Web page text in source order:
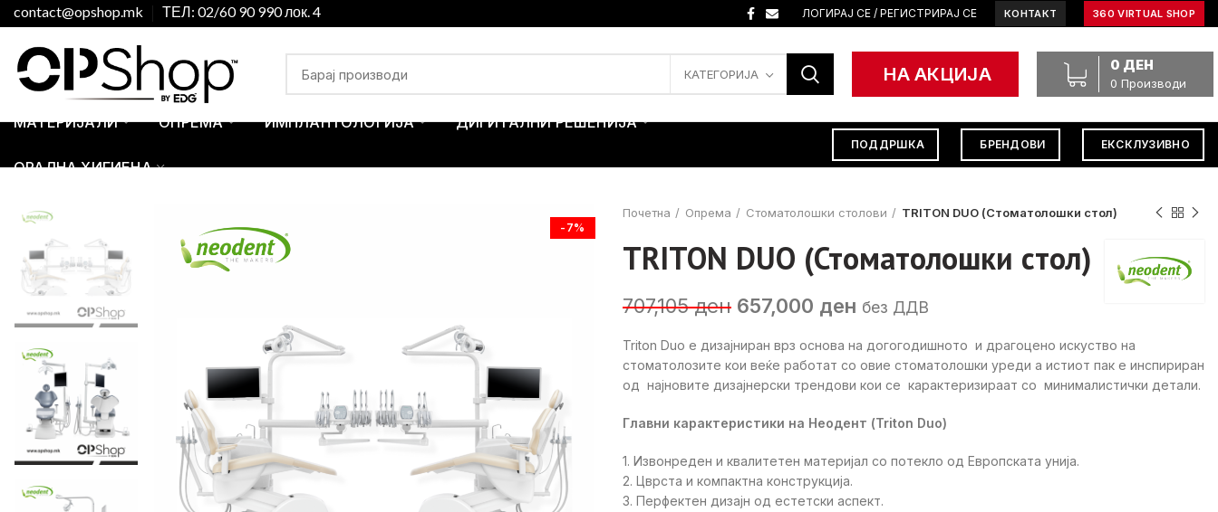
contact@opshop.mk ТЕЛ: 02/60 90 990 лок. 4 ЛОГИРАЈ СЕ / РЕГИСТРИРАЈ СЕ КОНТАКТ 360 VIRTUAL SHOP
КАТЕГОРИЈА НА АКЦИЈА 0 Производи
0 ДЕН
МАТЕРИЈАЛИ ОПРЕМА ИМПЛАНТОЛОГИЈА ДИГИТАЛНИ РЕШЕНИЈА
ОРАЛНА ХИГИЕНА
ПОДДРШКА БРЕНДОВИ ЕКСКЛУЗИВНО
-7%
Почетна Опрема Стоматолошки столови TRITON DUO (Стоматолошки стол)
TRITON DUO (Стоматолошки стол)
707,105ден Original
was:
707,105 ден.
657,000 ден Current
is:
657,000 ден.
без ДДВ
Triton Duo e дизајниран врз основа на догогодишното и драгоцено искуство на
стоматолозите кои веќе работат со овие стоматолошки уреди а истиот пак е инспириран
од најновите дизајнерски трендови кои се карактеризираат со минималистички детали.
Главни карактеристики на Неодент (Triton Duo)
1. Извонреден и квалитетен материјал со потекло од Европската унија.
2. Цврста и компактна конструкција.
3. Перфектен дизајн од естетски аспект.